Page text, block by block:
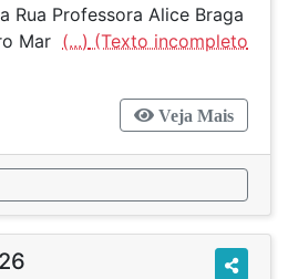
Rua Professora Alice Braga
Mar (...)
Veja Mais